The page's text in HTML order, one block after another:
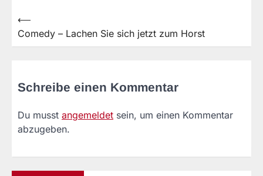
Beitragsnavigation
⟵
Comedy – Lachen Sie sich jetzt zum Horst
Schreibe einen Kommentar
Du musst angemeldet sein, um einen Kommentar
abzugeben.